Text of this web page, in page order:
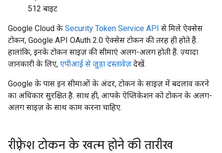
512 बाइट
Google Cloud के Security Token Service API से मिले ऐक्सेस
टोकन, Google API OAuth 2.0 ऐक्सेस टोकन की तरह ही होते हैं.
हालांकि, इनके टोकन साइज़ की सीमाएं अलग-अलग होती हैं. ज़्यादा
जानकारी के लिए, एपीआई से जुड़ा दस्तावेज़ देखें.
Google के पास इन सीमाओं के अंदर, टोकन के साइज़ में बदलाव करने
का अधिकार सुरक्षित है. साथ ही, आपके ऐप्लिकेशन को टोकन के अलग-
अलग साइज़ के साथ काम करना चाहिए.
रीफ़्रेश टोकन के खत्म होने की तारीख